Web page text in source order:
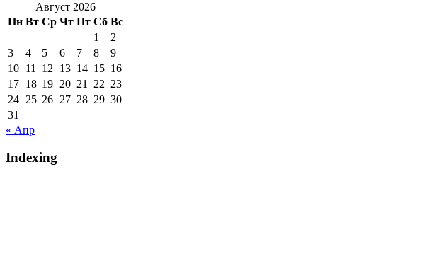
Август 2026
Пн Вт Ср Чт Пт Сб Вс
1
2
3
4 5 6 7 8
9
10 11 12 13 14 15 16
17 18 19 20 21 22 23
24 25 26 27 28 29 30
31
« Апр
Indexing